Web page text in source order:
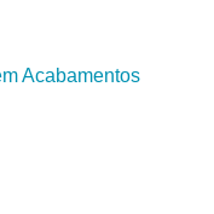
Acabamentos